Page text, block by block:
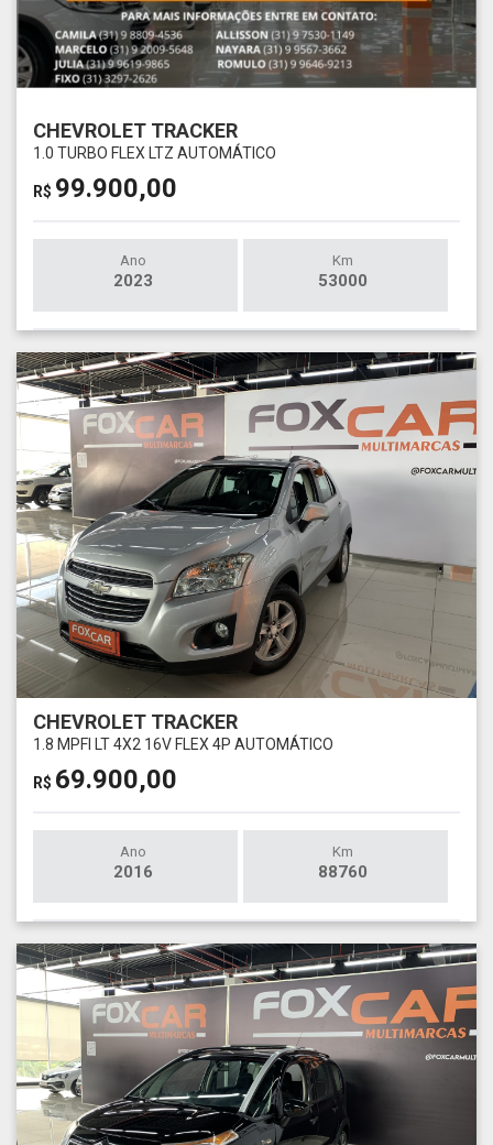
CHEVROLET TRACKER
1.0 TURBO FLEX LTZ AUTOMÁTICO
R$ 99.900,00
Ano
2023
Km
53000
CHEVROLET TRACKER
1.8 MPFI LT 4X2 16V FLEX 4P AUTOMÁTICO
R$ 69.900,00
Ano
2016
Km
88760